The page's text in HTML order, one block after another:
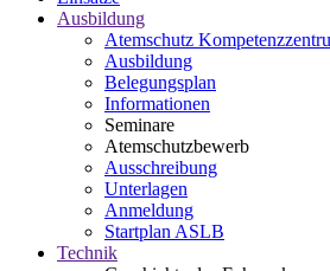
Ausbildung
Atemschutz
Ausbildung
Belegungsplan
Informationen
Seminare
Atemschutzbewerb
Ausschreibung
Unterlagen
Anmeldung
Startplan ASLB
Technik